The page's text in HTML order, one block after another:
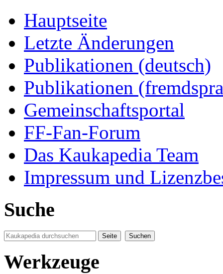
Hauptseite
Letzte Änderungen
Publikationen (deutsch)
Publikationen
Gemeinschaftsportal
FF-Fan-Forum
Das Kaukapedia Team
Impressum und
Suche
Werkzeuge